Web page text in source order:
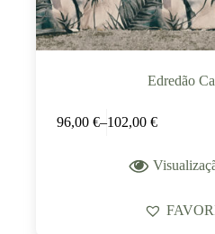
Edredão
96,00 €–102,00 €